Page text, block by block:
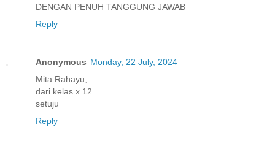
DENGAN PENUH TANGGUNG JAWAB
Reply
Anonymous Monday, 22 July, 2024
Mita Rahayu,
dari kelas x 12
setuju
Reply